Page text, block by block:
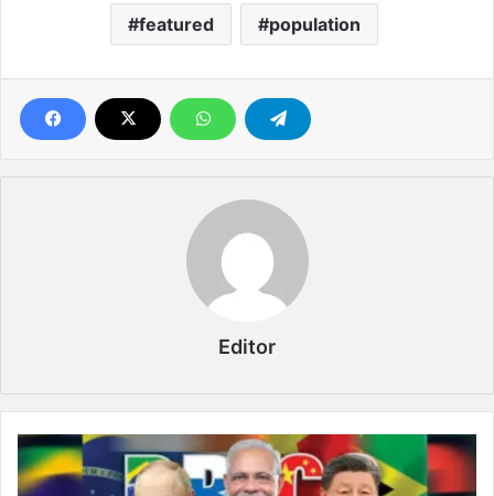
featured population
Editor
मो
दी
की